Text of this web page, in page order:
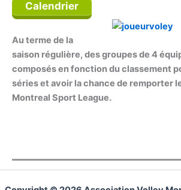
Saison régulière
Saison régulière
Saison régulière
Saison régulière
Calendrier
Au terme de la
saison régulière, des groupes de 4
composés en fonction du classement
séries et avoir la chance de remporter
Montreal Sport League.